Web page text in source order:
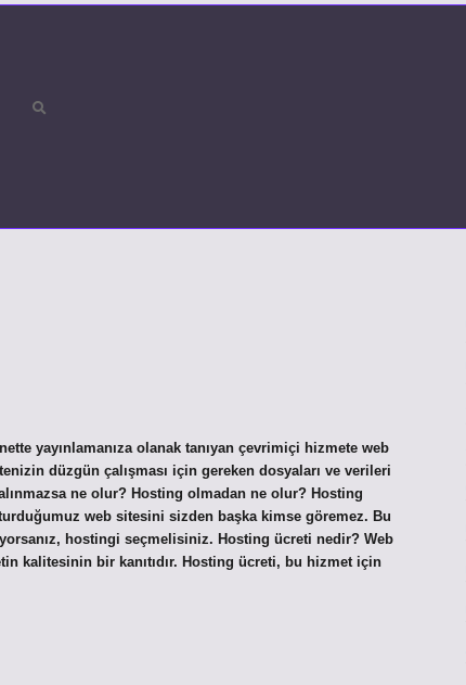
yayınlamanıza olanak tanıyan çevrimiçi hizmete web
düzgün çalışması için gereken dosyaları ve verileri
ne olur? Hosting olmadan ne olur? Hosting
web sitesini sizden başka kimse göremez. Bu
hostingi seçmelisiniz. Hosting ücreti nedir? Web
kalitesinin bir kanıtıdır. Hosting ücreti, bu hizmet için